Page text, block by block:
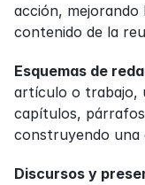
acción, mejorando
contenido de la
Esquemas de
artículo o trabajo,
capítulos,
construyendo
Discursos y